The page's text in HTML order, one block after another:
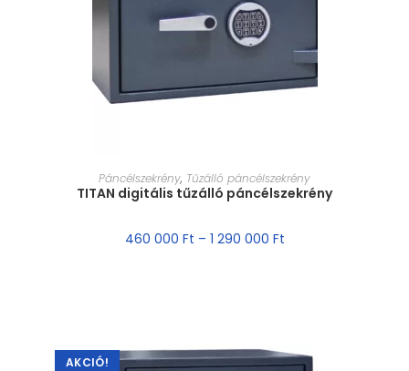
MÉRET VÁLASZTÁSA
Páncélszekrény, Tűzálló páncélszekrény
TITAN digitális tűzálló páncélszekrény
460 000 Ft – 1 290 000 Ft
AKCIÓ!